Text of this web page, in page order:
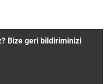
Bize geri bildiriminizi